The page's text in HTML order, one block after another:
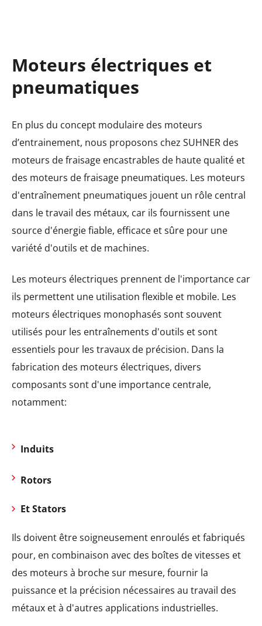
Moteurs électriques et
pneumatiques
En plus du concept modulaire des moteurs
d’entrainement, nous proposons chez SUHNER des
moteurs de fraisage encastrables de haute qualité et
des moteurs de fraisage pneumatiques. Les moteurs
d'entraînement pneumatiques jouent un rôle central
dans le travail des métaux, car ils fournissent une
source d'énergie fiable, efficace et sûre pour une
variété d'outils et de machines.
Les moteurs électriques prennent de l'importance car
ils permettent une utilisation flexible et mobile. Les
moteurs électriques monophasés sont souvent
utilisés pour les entraînements d'outils et sont
essentiels pour les travaux de précision. Dans la
fabrication des moteurs électriques, divers
composants sont d'une importance centrale,
notamment:
Induits
Rotors
Et Stators
Ils doivent être soigneusement enroulés et fabriqués
pour, en combinaison avec des boîtes de vitesses et
des moteurs à broche sur mesure, fournir la
puissance et la précision nécessaires au travail des
métaux et à d'autres applications industrielles.